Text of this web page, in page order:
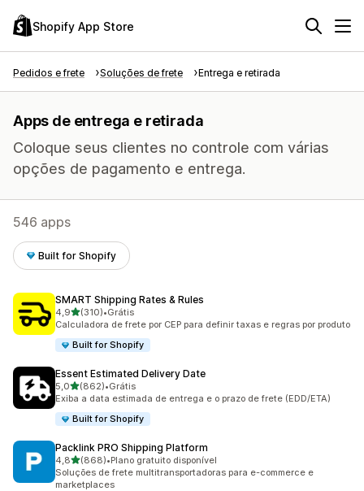
Shopify App Store
Pedidos e frete Soluções de frete Entrega e retirada
Apps de entrega e retirada
Coloque seus clientes no controle com várias
opções de pagamento e entrega.
546 apps
Built for Shopify
SMART Shipping Rates & Rules
4,9de 5 estrelas
(310)
310 avaliações ao todo
•Grátis
Calculadora de frete por CEP para definir taxas e regras por produto
Built for Shopify
Essent Estimated Delivery Date
5,0de 5 estrelas
(862)
862 avaliações ao todo
•Grátis
Exiba a data estimada de entrega e o prazo de frete (EDD/ETA)
Built for Shopify
Packlink PRO Shipping Platform
4,8de 5 estrelas
(868)
868 avaliações ao todo
•Plano gratuito disponível
Soluções de frete multitransportadoras para e-commerce e
marketplaces